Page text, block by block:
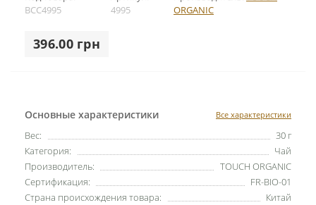
BCC4995
4995
ORGANIC
396.00 грн
Основные характеристики Все характеристики
Вес:
30 г
Категория:
Чай
Производитель:
TOUCH ORGANIC
Сертификация:
FR-BIO-01
Страна происхождения товара:
Китай